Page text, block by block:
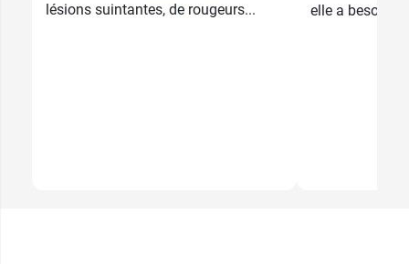
lésions suintantes, de rougeurs...
elle a besoin